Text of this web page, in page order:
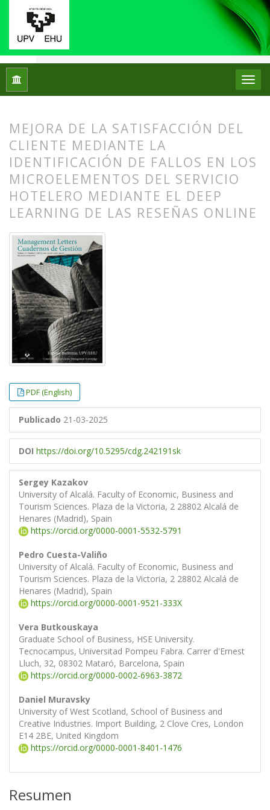
Inicio
MEJORA DE LA SATISFACCIÓN DEL
CLIENTE MEDIANTE LA
IDENTIFICACIÓN DE FALLOS EN LOS
MICROELEMENTOS DEL SERVICIO
HOTELERO MEDIANTE EL DEEP
LEARNING DE LAS RESEÑAS ONLINE
PDF (English)
Publicado 21-03-2025
DOI https://doi.org/10.5295/cdg.242191sk
Sergey Kazakov
University of Alcalá. Faculty of Economic, Business and
Tourism Sciences. Plaza de la Victoria, 2 28802 Alcalá de
Henares (Madrid), Spain
https://orcid.org/0000-0001-5532-5791
Pedro Cuesta-Valiño
University of Alcalá. Faculty of Economic, Business and
Tourism Sciences. Plaza de la Victoria, 2 28802 Alcalá de
Henares (Madrid), Spain
https://orcid.org/0000-0001-9521-333X
Vera Butkouskaya
Graduate School of Business, HSE University.
Tecnocampus, Universitad Pompeu Fabra. Carrer d'Ernest
Lluch, 32, 08302 Mataró, Barcelona, Spain
https://orcid.org/0000-0002-6963-3872
Daniel Muravsky
University of West Scotland, School of Business and
Creative Industries. Import Building, 2 Clove Cres, London
E14 2BE, United Kingdom
https://orcid.org/0000-0001-8401-1476
Resumen